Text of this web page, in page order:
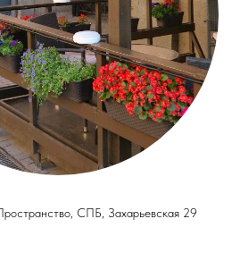
СПБ, Захарьевская 29